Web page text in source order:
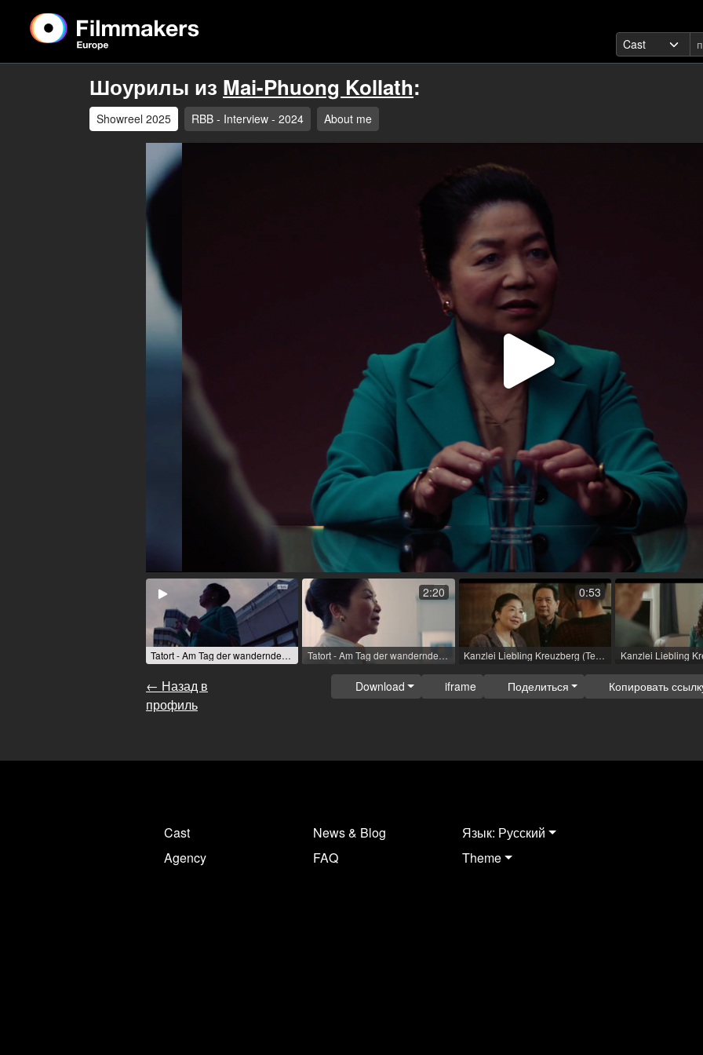
Шоурилы из Mai-Phuong Kollath:
Showreel 2025 RBB - Interview - 2024 About me
видео
Tatort - Am Tag der wandernden Seelen (ТВ-фильм (серия)) / 2023 / роль: Dr. Lê Müller / R: Mira Thiel / rbb [de] Tatort - Am Tag der wandernden Seelen (ТВ-фильм (серия)) / 2023 / роль: Dr. Lê Müller / R: Mira Thiel / rbb [de]
2:20
Kanzlei Liebling Kreuzberg (Телевизионный фильм) / 2023 / роль: Phan thi Hang / R: Franziska Margarete Hoenisch
0:53
← Назад в
профиль
Download iframe Поделиться Копировать
Cast
Agency
News & Blog
FAQ
Язык: Русский
Theme